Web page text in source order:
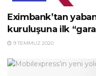
Eximbank’tan
kuruluşuna ilk
9 TEMMUZ 2020